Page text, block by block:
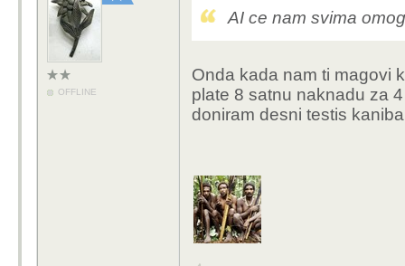
OFFLINE
AI ce nam svima
Onda kada nam ti magovi
plate 8 satnu naknadu za
doniram desni testis